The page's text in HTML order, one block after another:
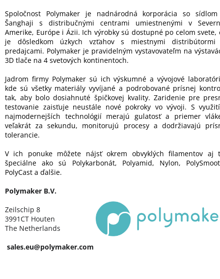
Spoločnost Polymaker je nadnárodná korporácia so
Šanghaji s distribučnými centrami umiestnenými v
Amerike, Európe i Ázii. Ich výrobky sú dostupné po celom svete,
je dôsledkom úzkych vzťahov s miestnymi
predajcami. Polymaker je pravidelným vystavovateľm na
3D tlače na 4 svetových kontinentoch.
Jadrom firmy Polymaker sú ich výskumné a vývojové
kde sú všetky materiály vyvíjané a podrobované prísnej
tak, aby bolo dosiahnuté špičkovej kvality. Zaridenie pre
testovanie zaisťuje neustále nové pokroky vo vývoji. S
najmodernejších technológií merajú gulatosť a priemer
veľakrát za sekundu, monitorujú procesy a dodržiavajú
tolerancie.
V ich ponuke môžete nájsť okrem obvyklých filamentov aj
špeciálne ako sú Polykarbonát, Polyamid, Nylon,
PolyCast a ďalšie.
Polymaker B.V.
Zeilschip 8
3991CT Houten
The Netherlands
sales.eu@polymaker.com